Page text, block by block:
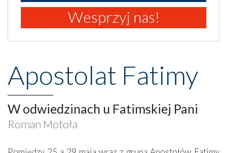
Wesprzyj nas!
Apostolat Fatimy
W odwiedzinach u Fatimskiej Pani
Roman Motoła